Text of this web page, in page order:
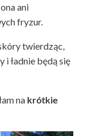
ani
fryzur.
twierdząc,
i ładnie będą się
na krótkie